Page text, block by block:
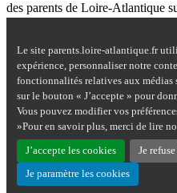
Le site parents.loire-atlantique.fr
expérience, personnaliser notre
fonctionnalités relatives aux
sur le bouton « J’accepte » pour
Vous pouvez modifier vos
»Pour en savoir plus, merci de lire
J’accepte les cookies Je
Je paramètre les cookies
des parents de Loire-Atlantique
Nous contacter
Mentions légales
Plan du site
Accessibilité :
Aide
Données personnelles
Cookies
Haut de page